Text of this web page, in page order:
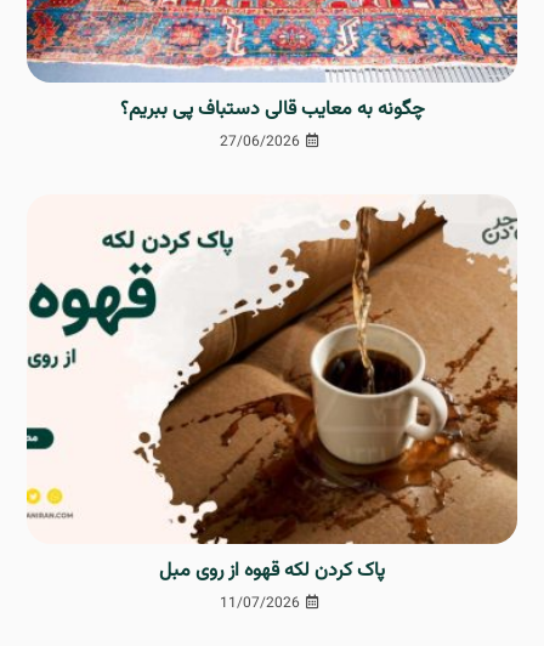
چگونه به معایب قالی دستباف پی ببریم؟
27/06/2026
پاک کردن لکه قهوه از روی مبل
11/07/2026